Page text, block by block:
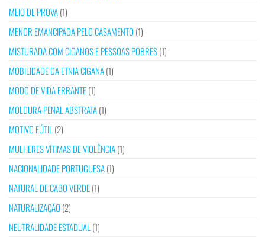
MEIO DE PROVA(1)
MENOR EMANCIPADA PELO CASAMENTO (1)
MISTURADA COM CIGANOS E PESSOAS POBRES(1)
MOBILIDADE DA ETNIA CIGANA(1)
MODO DE VIDA ERRANTE(1)
MOLDURA PENAL ABSTRATA(1)
MOTIVO FÚTIL (2)
MULHERES VÍTIMAS DE VIOLÊNCIA(1)
NACIONALIDADE PORTUGUESA(1)
NATURAL DE CABO VERDE(1)
NATURALIZAÇÃO (2)
NEUTRALIDADE ESTADUAL (1)